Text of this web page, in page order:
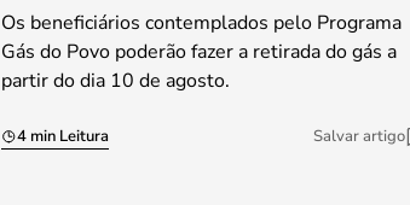
Os beneficiários contemplados pelo Programa
Gás do Povo poderão fazer a retirada do gás a
partir do dia 10 de agosto.
4 min Leitura Salvar artigo